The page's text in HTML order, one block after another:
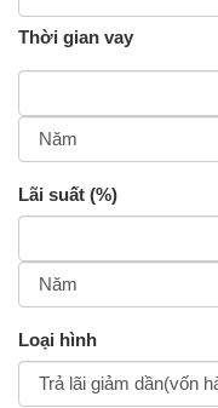
Thời gian vay
Lãi suất (%)
Loại hình